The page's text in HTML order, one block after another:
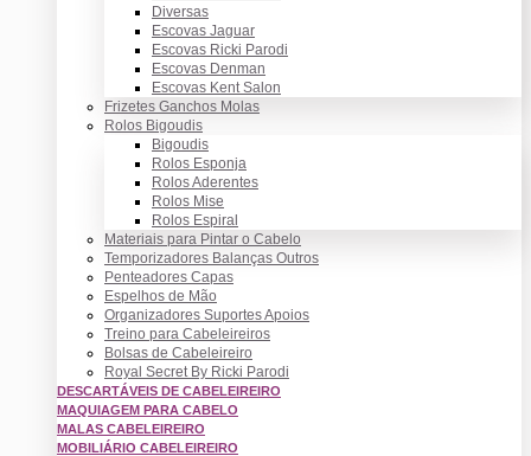
Diversas
Escovas Jaguar
Escovas Ricki Parodi
Escovas Denman
Escovas Kent Salon
Frizetes Ganchos Molas
Rolos Bigoudis
Bigoudis
Rolos Esponja
Rolos Aderentes
Rolos Mise
Rolos Espiral
Materiais para Pintar o Cabelo
Temporizadores Balanças Outros
Penteadores Capas
Espelhos de Mão
Organizadores Suportes Apoios
Treino para Cabeleireiros
Bolsas de Cabeleireiro
Royal Secret By Ricki Parodi
DESCARTÁVEIS DE CABELEIREIRO
MAQUIAGEM PARA CABELO
MALAS CABELEIREIRO
MOBILIÁRIO CABELEIREIRO